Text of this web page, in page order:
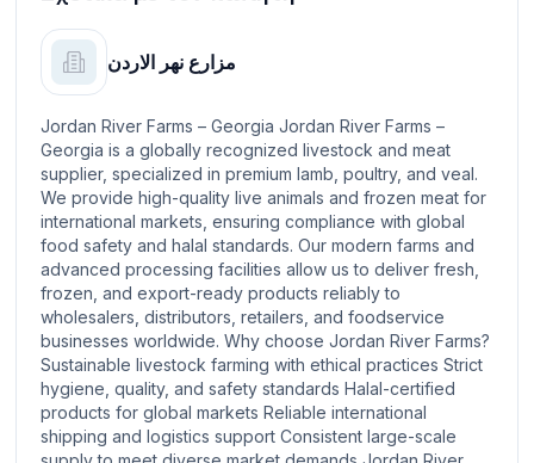
مزارع نهر الاردن
Jordan River Farms – Georgia Jordan River Farms –
Georgia is a globally recognized livestock and meat
supplier, specialized in premium lamb, poultry, and veal.
We provide high-quality live animals and frozen meat for
international markets, ensuring compliance with global
food safety and halal standards. Our modern farms and
advanced processing facilities allow us to deliver fresh,
frozen, and export-ready products reliably to
wholesalers, distributors, retailers, and foodservice
businesses worldwide. Why choose Jordan River Farms?
Sustainable livestock farming with ethical practices Strict
hygiene, quality, and safety standards Halal-certified
products for global markets Reliable international
shipping and logistics support Consistent large-scale